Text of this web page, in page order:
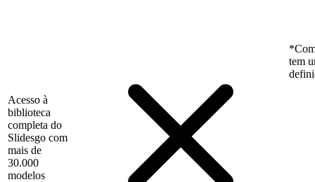
tem
Acesso à
biblioteca
completa do
Slidesgo com
mais de
30.000
modelos